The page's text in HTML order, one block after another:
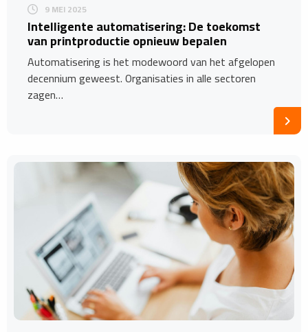
9 MEI 2025
Intelligente automatisering: De toekomst
van printproductie opnieuw bepalen
Automatisering is het modewoord van het afgelopen
decennium geweest. Organisaties in alle sectoren
zagen…